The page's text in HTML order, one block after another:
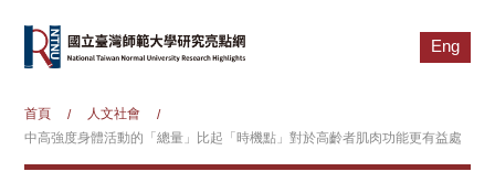
Eng
首頁 / 人文社會
/
中高強度身體活動的「總量」比起「時機點」對於高齡者肌肉功能更有益處